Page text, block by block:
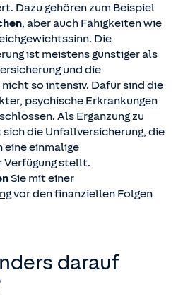
Dazu gehören zum Beispiel
, aber auch Fähigkeiten wie
Die
ist meistens günstiger als
und die
so intensiv. Dafür sind die
psychische Erkrankungen
Als Ergänzung zu
die Unfallversicherung, die
eine einmalige
Verfügung stellt.
Sie mit einer
vor den finanziellen Folgen
darauf